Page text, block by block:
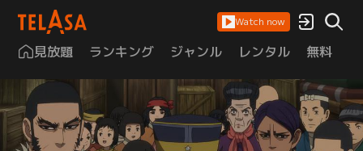
Watch now
見放題 ランキング ジャンル レンタル 無料